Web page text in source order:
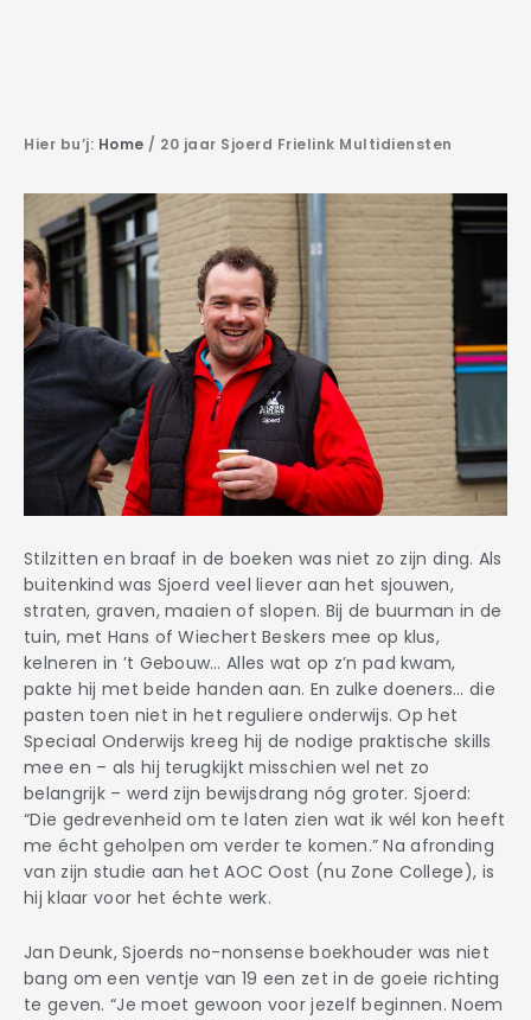
Hier bu’j: Home / 20 jaar Sjoerd Frielink Multidiensten
Stilzitten en braaf in de boeken was niet zo zijn ding. Als
buitenkind was Sjoerd veel liever aan het sjouwen,
straten, graven, maaien of slopen. Bij de buurman in de
tuin, met Hans of Wiechert Beskers mee op klus,
kelneren in ’t Gebouw… Alles wat op z’n pad kwam,
pakte hij met beide handen aan. En zulke doeners… die
pasten toen niet in het reguliere onderwijs. Op het
Speciaal Onderwijs kreeg hij de nodige praktische skills
mee en – als hij terugkijkt misschien wel net zo
belangrijk – werd zijn bewijsdrang nóg groter. Sjoerd:
“Die gedrevenheid om te laten zien wat ik wél kon heeft
me écht geholpen om verder te komen.” Na afronding
van zijn studie aan het AOC Oost (nu Zone College), is
hij klaar voor het échte werk.
Jan Deunk, Sjoerds no-nonsense boekhouder was niet
bang om een ventje van 19 een zet in de goeie richting
te geven. “Je moet gewoon voor jezelf beginnen. Noem